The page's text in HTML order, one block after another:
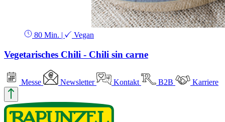
80 Min. | Vegan
Vegetarisches Chili - Chili sin carne
Messe Newsletter Kontakt B2B Karriere